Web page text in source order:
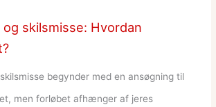
skilsmisse: Hvordan
begynder med en ansøgning til
men forløbet afhænger af jeres